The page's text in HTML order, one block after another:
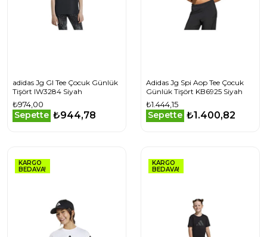
adidas Jg Gl Tee Çocuk Günlük
Tişört IW3284 Siyah
₺974,00
Sepette ₺944,78
Adidas Jg Spi Aop Tee Çocuk
Günlük Tişört KB6925 Siyah
₺1.444,15
Sepette ₺1.400,82
KARGO
BEDAVA!
KARGO
BEDAVA!